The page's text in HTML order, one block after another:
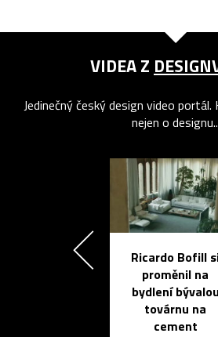
VIDEA Z
Jedinečný český design video portál.
nejen o
Ricardo Bofill
proměnil na
bydlení bývalou
továrnu na
cement